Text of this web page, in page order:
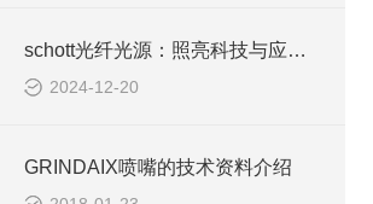
schott光纤光源：照亮科技与应用的新篇章
2024-12-20
GRINDAIX喷嘴的技术资料介绍